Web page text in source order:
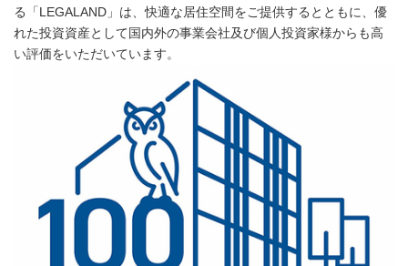
る「LEGALAND」は、快適な居住空間をご提供するとともに、優
れた投資資産として国内外の事業会社及び個人投資家様からも高
い評価をいただいています。